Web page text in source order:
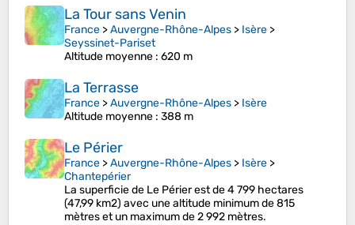
La Tour sans Venin
France >Auvergne-Rhône-Alpes > Isère >
Seyssinet-Pariset
Altitude moyenne : 620 m
La Terrasse
France >Auvergne-Rhône-Alpes > Isère
Altitude moyenne : 388 m
Le Périer
France >Auvergne-Rhône-Alpes > Isère >
Chantepérier
La superficie de Le Périer est de 4 799 hectares
(47,99 km2) avec une altitude minimum de 815
mètres et un maximum de 2 992 mètres.